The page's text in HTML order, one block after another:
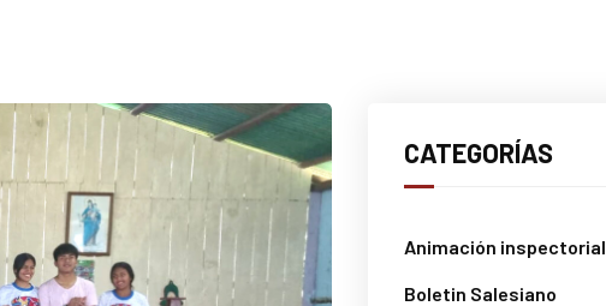
CATEGORÍAS
Animación inspectorial
Boletin Salesiano